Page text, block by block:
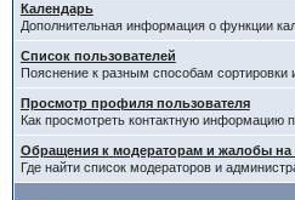
Календарь
Дополнительная информация о функции
Список пользователей
Пояснение к разным способам сортировки
Просмотр профиля пользователя
Как просмотреть контактную информацию
Обращения к модераторам и жалобы на
Где найти список модераторов и